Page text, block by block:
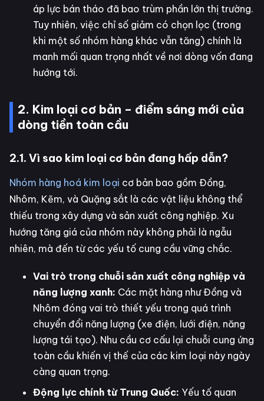
áp lực bán tháo đã bao trùm phần lớn thị trường.
Tuy nhiên, việc chỉ số giảm có chọn lọc (trong
khi một số nhóm hàng khác vẫn tăng) chính là
manh mối quan trọng nhất về nơi dòng vốn đang
hướng tới.
2. Kim loại cơ bản – điểm sáng mới của
dòng tiền toàn cầu
2.1. Vì sao kim loại cơ bản đang hấp dẫn?
Nhóm hàng hoá kim loại cơ bản bao gồm Đồng,
Nhôm, Kẽm, và Quặng sắt là các vật liệu không thể
thiếu trong xây dựng và sản xuất công nghiệp. Xu
hướng tăng giá của nhóm này không phải là ngẫu
nhiên, mà đến từ các yếu tố cung cầu vững chắc.
Vai trò trong chuỗi sản xuất công nghiệp và
năng lượng xanh: Các mặt hàng như Đồng và
Nhôm đóng vai trò thiết yếu trong quá trình
chuyển đổi năng lượng (xe điện, lưới điện, năng
lượng tái tạo). Nhu cầu cơ cấu lại chuỗi cung ứng
toàn cầu khiến vị thế của các kim loại này ngày
càng quan trọng.
Động lực chính từ Trung Quốc: Yếu tố quan